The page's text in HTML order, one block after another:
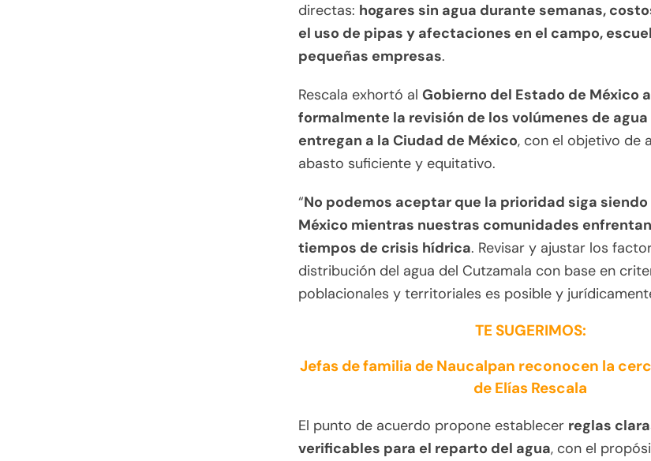
directas: hogares sin agua durante semanas,
el uso de pipas y afectaciones en el campo,
pequeñas empresas.
Rescala exhortó al Gobierno del Estado de México
formalmente la revisión de los volúmenes de agua
entregan a la Ciudad de México, con el objetivo de
abasto suficiente y equitativo.
“No podemos aceptar que la prioridad siga siendo
México mientras nuestras comunidades
tiempos de crisis hídrica. Revisar y ajustar los
distribución del agua del Cutzamala con base en
poblacionales y territoriales es posible y
TE SUGERIMOS:
Jefas de familia de Naucalpan reconocen la
de Elías Rescala
El punto de acuerdo propone establecer reglas
verificables para el reparto del agua, con el